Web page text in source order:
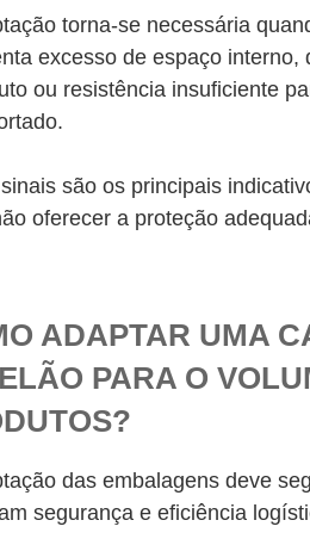
torna-se necessária
excesso de espaço interno,
ou resistência insuficiente
são os principais
oferecer a proteção
ADAPTAR UMA
PARA O
das embalagens deve
segurança e eficiência